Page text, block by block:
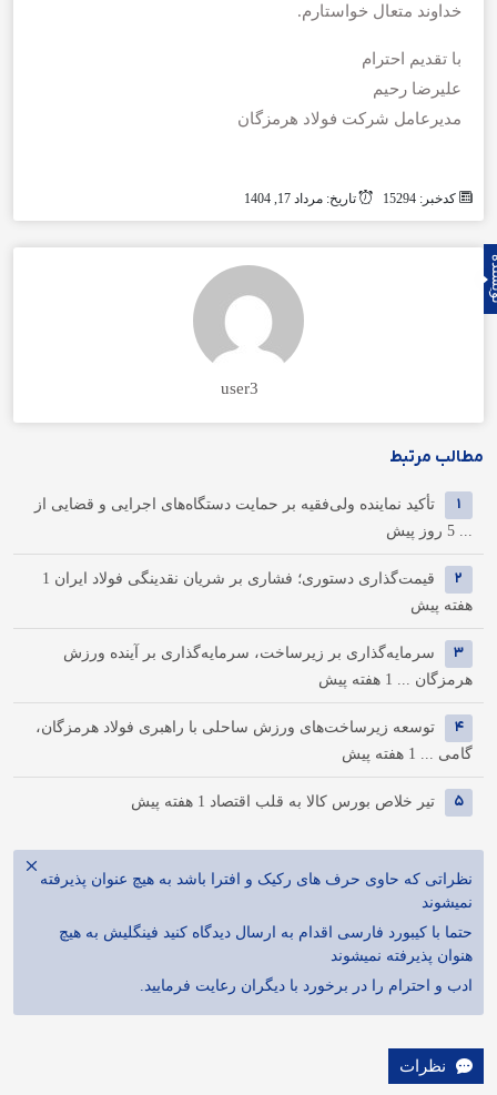
خداوند متعال خواستارم.
با تقدیم احترام
علیرضا رحیم
مدیرعامل شرکت فولاد هرمزگان
کدخبر: 15294 تاریخ: مرداد 17, 1404
user3
مطالب مرتبط
1
تأکید نماینده ولی‌فقیه بر حمایت دستگاه‌های اجرایی و قضایی از
5 روز پیش
2 قیمت‌گذاری دستوری؛ فشاری بر شریان نقدینگی فولاد ایران 1
هفته پیش
3
سرمایه‌گذاری بر زیرساخت، سرمایه‌گذاری بر آینده ورزش
هرمزگان ...
1 هفته پیش
4
توسعه زیرساخت‌های ورزش ساحلی با راهبری فولاد هرمزگان،
گامی ...
1 هفته پیش
5 تیر خلاص بورس کالا به قلب اقتصاد 1 هفته پیش
نظراتی که حاوی حرف های رکیک و افترا باشد به هیچ عنوان پذیرفته
نمیشوند
حتما با کیبورد فارسی اقدام به ارسال دیدگاه کنید فینگلیش به هیچ
هنوان پذیرفته نمیشوند
ادب و احترام را در برخورد با دیگران رعایت فرمایید.
نظرات